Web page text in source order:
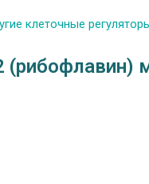
клеточные